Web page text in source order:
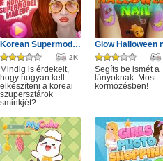
Korean Supermodel Makeup
2K
Mindig is érdekelt,
hogy hogyan kell
elkészíteni a koreai
szupersztárok
sminkjét?...
Segíts be ismét a
lányoknak. Most
körmözésben!